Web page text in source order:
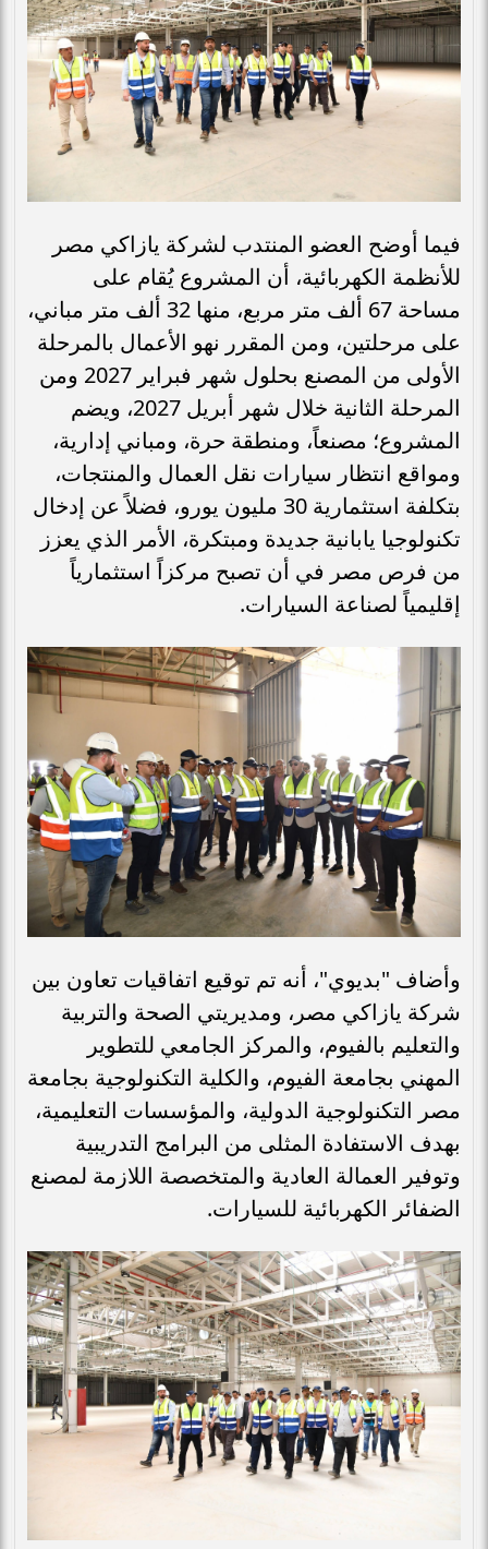
فيما أوضح العضو المنتدب لشركة يازاكي مصر
للأنظمة الكهربائية، أن المشروع يُقام على
مساحة 67 ألف متر مربع، منها 32 ألف متر مباني،
على مرحلتين، ومن المقرر نهو الأعمال بالمرحلة
الأولى من المصنع بحلول شهر فبراير 2027 ومن
المرحلة الثانية خلال شهر أبريل 2027، ويضم
المشروع؛ مصنعاً، ومنطقة حرة، ومباني إدارية،
ومواقع انتظار سيارات نقل العمال والمنتجات،
بتكلفة استثمارية 30 مليون يورو، فضلاً عن إدخال
تكنولوجيا يابانية جديدة ومبتكرة، الأمر الذي يعزز
من فرص مصر في أن تصبح مركزاً استثمارياً
إقليمياً لصناعة السيارات.
وأضاف "بديوي"، أنه تم توقيع اتفاقيات تعاون بين
شركة يازاكي مصر، ومديريتي الصحة والتربية
والتعليم بالفيوم، والمركز الجامعي للتطوير
المهني بجامعة الفيوم، والكلية التكنولوجية بجامعة
مصر التكنولوجية الدولية، والمؤسسات التعليمية،
بهدف الاستفادة المثلى من البرامج التدريبية
وتوفير العمالة العادية والمتخصصة اللازمة لمصنع
الضفائر الكهربائية للسيارات.